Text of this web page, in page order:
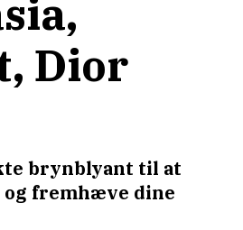
Dior
brynblyant til at
og fremhæve dine